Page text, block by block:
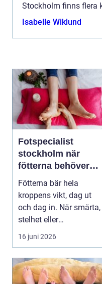
Stockholm finns flera
behandling med ett
Isabelle Wiklund
Fotspecialist
stockholm när
fötterna behöver
mer än vila
Fötterna bär hela
kroppens vikt, dag ut
och dag in. När smärta,
stelhet eller
felställningar uppstår...
16 juni 2026